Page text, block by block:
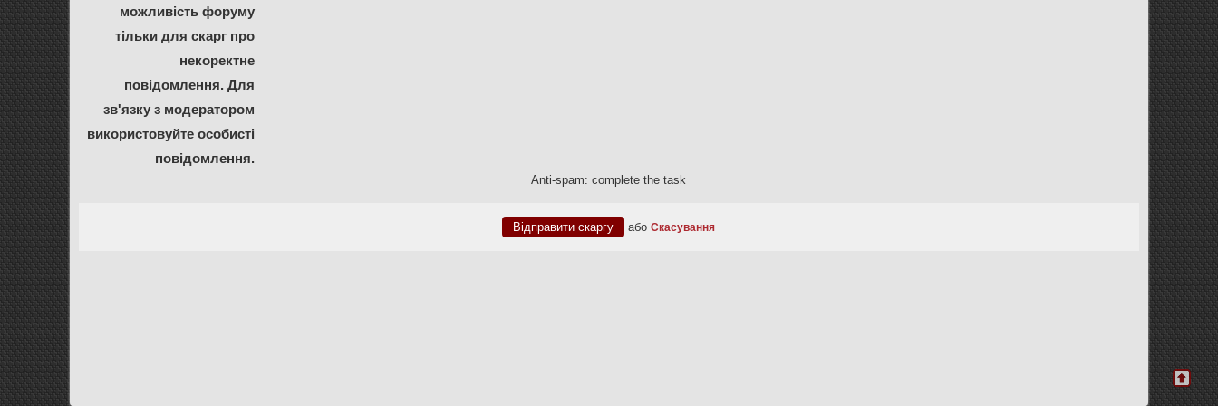
можливість форуму
тільки для скарг про
некоректне
повідомлення. Для
зв'язку з модератором
використовуйте особисті
повідомлення.
Anti-spam: complete the task
абоСкасування